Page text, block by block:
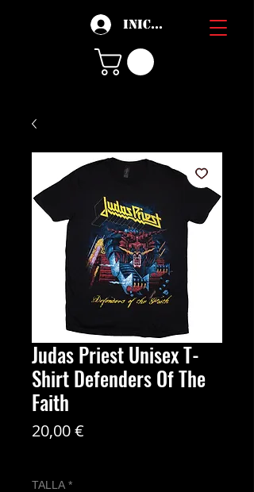
Iniciar sesión
Judas Priest Unisex T-
Shirt Defenders Of The
Faith
20,00 €
TALLA *